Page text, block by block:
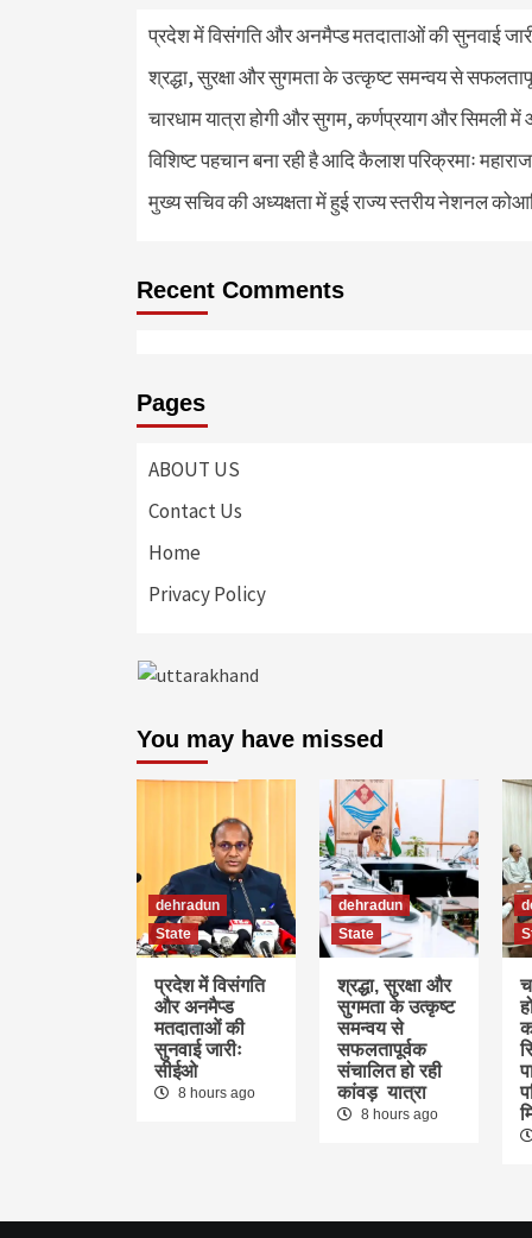
प्रदेश में विसंगति और अनमैप्ड मतदाताओं की सुनवाई
श्रद्धा, सुरक्षा और सुगमता के उत्कृष्ट समन्वय से
चारधाम यात्रा होगी और सुगम, कर्णप्रयाग और सिमली
विशिष्ट पहचान बना रही है आदि कैलाश परिक्रमाः महाराज
मुख्य सचिव की अध्यक्षता में हुई राज्य स्तरीय नेशनल
Recent Comments
Pages
ABOUT US
Contact Us
Home
Privacy Policy
You may have missed
dehradun
State
प्रदेश में विसंगति
और अनमैप्ड
मतदाताओं की
सुनवाई जारीः
सीईओ
8 hours ago
dehradun
State
श्रद्धा, सुरक्षा और
सुगमता के उत्कृष्ट
समन्वय से
सफलतापूर्वक
संचालित हो रही
कांवड़ यात्रा
8 hours ago